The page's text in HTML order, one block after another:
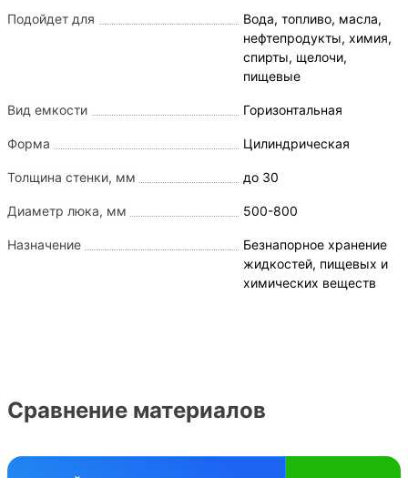
Подойдет для
Вода, топливо, масла,
нефтепродукты, химия,
спирты, щелочи,
пищевые
Вид емкости Горизонтальная
Форма Цилиндрическая
Толщина стенки, мм до 30
Диаметр люка, мм 500-800
Назначение
Безнапорное хранение
жидкостей, пищевых и
химических веществ
Сравнение материалов